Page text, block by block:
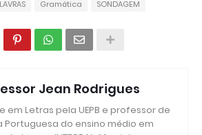
Gramática SONDAGEM
Jean Rodrigues
em Letras pela UEPB e professor de
Portuguesa do ensino médio em